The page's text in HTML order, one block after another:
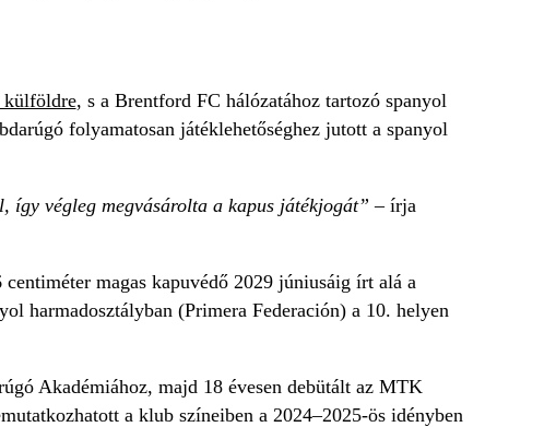
külföldre, s a Brentford FC hálózatához tartozó spanyol
folyamatosan játéklehetőséghez jutott a spanyol
így végleg megvásárolta a kapus játékjogát”– írja
magas kapuvédő 2029 júniusáig írt alá a
harmadosztályban (Primera Federación) a 10. helyen
Akadémiához, majd 18 évesen debütált az MTK
a klub színeiben a 2024–2025-ös idényben